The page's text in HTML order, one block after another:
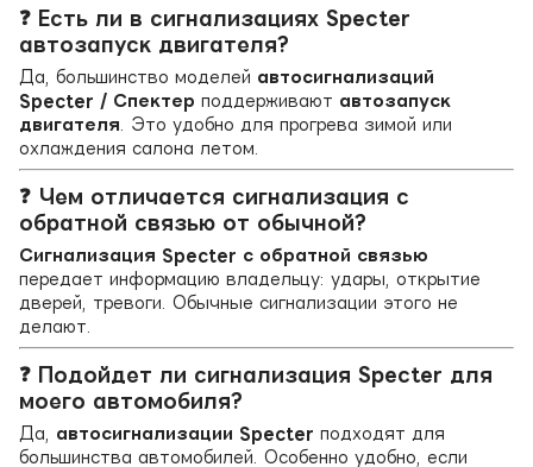
❓ Есть ли в сигнализациях Specter
автозапуск двигателя?
Да, большинство моделей автосигнализаций
Specter / Спектер поддерживают автозапуск
двигателя . Это удобно для прогрева зимой или
охлаждения салона летом.
❓ Чем отличается сигнализация с
обратной связью от обычной?
Сигнализация Specter с обратной связью
передает информацию владельцу: удары, открытие
дверей, тревоги. Обычные сигнализации этого не
делают.
❓ Подойдет ли сигнализация Specter для
моего автомобиля?
Да, автосигнализации Specter подходят для
большинства автомобилей. Особенно удобно, если